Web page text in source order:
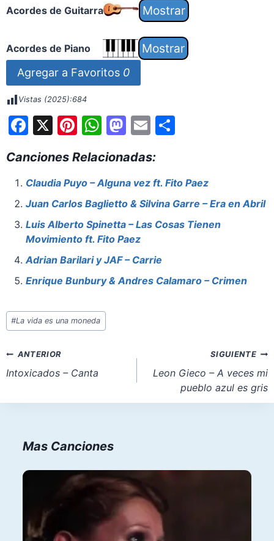
Acordes de Guitarra
Acordes de Piano
Agregar a Favoritos 0
Vistas (2025):684
F
c
e
b
o
o
k
X Pi
er
e
st
W
at
s
A
p
p
M
st
o
d
o
n
E
ai
l
S
e
Canciones Relacionadas:
Claudia Puyo – Alguna vez ft. Fito Paez
Juan Carlos Baglietto & Silvina Garre – Era en Abril
Luis Alberto Spinetta – Las Cosas Tienen
Movimiento ft. Fito Paez
Adrian Barilari y JAF – Carrie
Enrique Bunbury & Andres Calamaro – Crimen
Etiquetas
de
entrada:
#La vida es una moneda
Navegación
de
ANTERIOR
Intoxicados – Canta
SIGUIENTE
Leon Gieco – A veces mi
pueblo azul es gris
Mas Canciones